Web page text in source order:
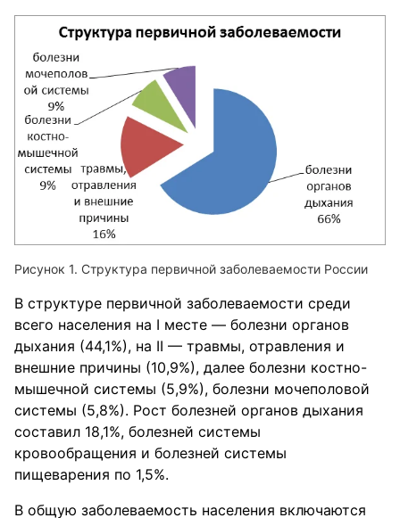
Рисунок 1. Структура первичной заболеваемости России
В структуре первичной заболеваемости среди
всего населения на I месте — болезни органов
дыхания (44,1%), на II — травмы, отравления и
внешние причины (10,9%), далее болезни костно-
мышечной системы (5,9%), болезни мочеполовой
системы (5,8%). Рост болезней органов дыхания
составил 18,1%, болезней системы
кровообращения и болезней системы
пищеварения по 1,5%.
В общую заболеваемость населения включаются